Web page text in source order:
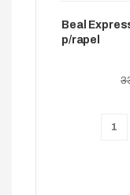
Beal
p/rapel